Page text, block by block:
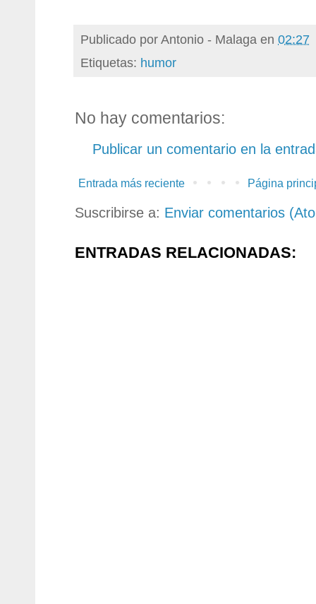
Publicado porAntonio - Malaga en 02:27
Etiquetas: humor
No hay comentarios:
Publicar un comentario en la
Entrada más reciente Página
Suscribirse a: Enviar comentarios
ENTRADAS RELACIONADAS: